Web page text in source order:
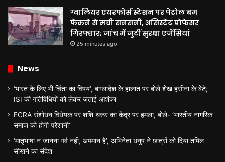
ग्वालियर एयरफोर्स स्टेशन पर पेट्रोल बम
फेंकने से मची सनसनी, असिस्टेंट प्रोफेसर
गिरफ्तार; जांच में जुटीं सुरक्षा एजेंसियां
25 minutes ago
News
‘भारत के लिए भी चिंता का विषय’, बांग्लादेश के हालात पर बोले शेख हसीना के बेटे;
ISI की गतिविधियों को लेकर जताई आशंका
FCRA संशोधन विधेयक पर शशि थरूर का केंद्र पर हमला, बोले- ‘भारतीय नागरिक
समाज को होगी परेशानी’
‘मातृभाषा न जानना गर्व नहीं, अपमान है’, अभिनेता धनुष ने छात्रों को दिया तमिल
सीखने का संदेश